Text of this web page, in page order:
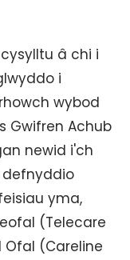
â chi i
i
wybod
Gwifren Achub
newid i'ch
defnyddio
yma,
(Telecare
Ofal (Careline